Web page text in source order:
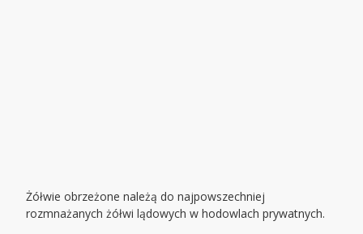
Żółwie obrzeżone należą do najpowszechniej
rozmnażanych żółwi lądowych w hodowlach prywatnych.